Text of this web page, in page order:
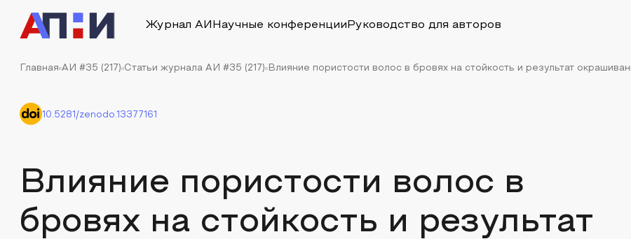
Журнал АИ Научные конференции Руководство для авторов
Главная АИ #35 (217) Статьи журнала АИ #35 (217) Влияние пористости волос в бровях на стойкость и результат
10.5281/zenodo.13377161
Влияние пористости волос в
бровях на стойкость и результат